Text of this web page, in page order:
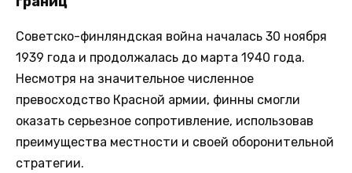
Советско-финляндская война началась 30 ноября
1939 года и продолжалась до марта 1940 года.
Несмотря на значительное численное
превосходство Красной армии, финны смогли
оказать серьезное сопротивление, использовав
преимущества местности и своей оборонительной
стратегии.